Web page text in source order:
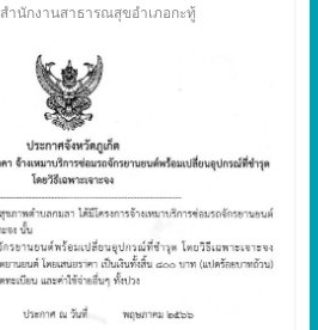
สำนักงานสาธารณสุขอำเภอกะทู้